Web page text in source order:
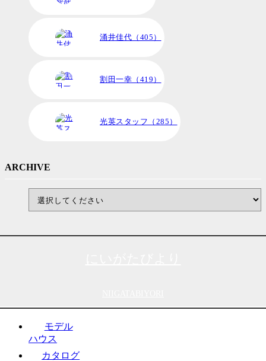
涌井佳代（405）
割田一幸（419）
光英スタッフ（285）
ARCHIVE
モデル
ハウス
カタログ